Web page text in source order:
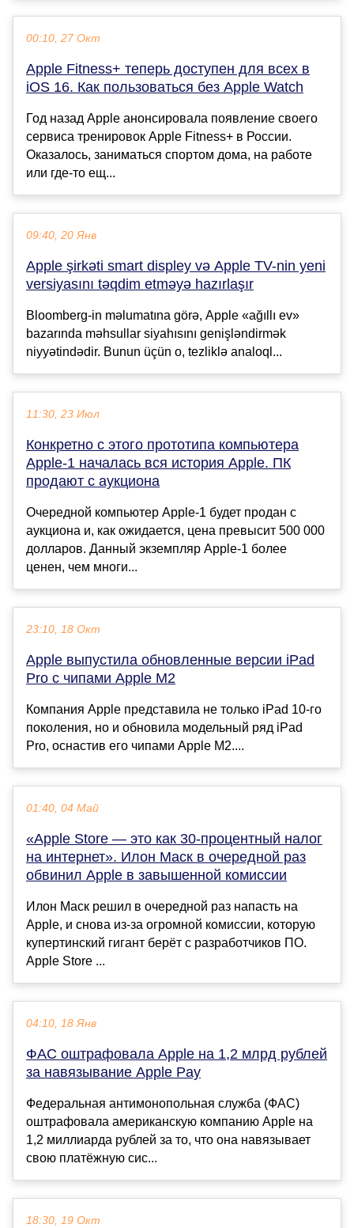
00:10, 27 Окт
Apple Fitness+ теперь доступен для всех в
iOS 16. Как пользоваться без Apple Watch
Год назад Apple анонсировала появление своего
сервиса тренировок Apple Fitness+ в России.
Оказалось, заниматься спортом дома, на работе
или где-то ещ...
09:40, 20 Янв
Apple şirkəti smart displey və Apple TV-nin yeni
versiyasını təqdim etməyə hazırlaşır
Bloomberg-in məlumatına görə, Apple «ağıllı ev»
bazarında məhsullar siyahısını genişləndirmək
niyyətindədir. Bunun üçün o, tezliklə analoql...
11:30, 23 Июл
Конкретно с этого прототипа компьютера
Apple-1 началась вся история Apple. ПК
продают с аукциона
Очередной компьютер Apple-1 будет продан с
аукциона и, как ожидается, цена превысит 500 000
долларов. Данный экземпляр Apple-1 более
ценен, чем многи...
23:10, 18 Окт
Apple выпустила обновленные версии iPad
Pro с чипами Apple M2
Компания Apple представила не только iPad 10-го
поколения, но и обновила модельный ряд iPad
Pro, оснастив его чипами Apple M2....
01:40, 04 Май
«Apple Store — это как 30-процентный налог
на интернет». Илон Маск в очередной раз
обвинил Apple в завышенной комиссии
Илон Маск решил в очередной раз напасть на
Apple, и снова из-за огромной комиссии, которую
купертинский гигант берёт с разработчиков ПО.
Apple Store ...
04:10, 18 Янв
ФАС оштрафовала Apple на 1,2 млрд рублей
за навязывание Apple Pay
Федеральная антимонопольная служба (ФАС)
оштрафовала американскую компанию Apple на
1,2 миллиарда рублей за то, что она навязывает
свою платёжную сис...
18:30, 19 Окт